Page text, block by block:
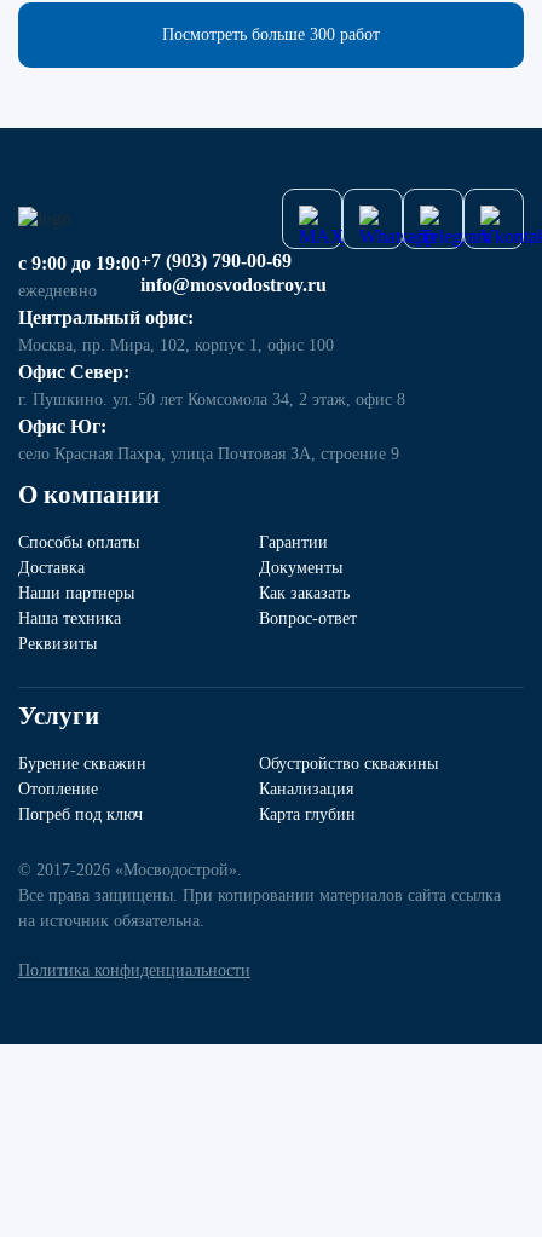
Посмотреть больше 300 работ
О компании
Способы оплаты
Гарантии
Доставка
Документы
Наши партнеры
Как заказать
Наша техника
Вопрос-ответ
Реквизиты
Услуги
Бурение скважин
Обустройство скважины
Отопление
Канализация
Погреб под ключ
Карта глубин
с 9:00 до 19:00
ежедневно
+7 (903) 790-00-69
info@mosvodostroy.ru
Центральный офис:
Москва, пр. Мира, 102, корпус 1, офис 100
Офис Север:
г. Пушкино. ул. 50 лет Комсомола 34, 2 этаж, офис 8
Офис Юг:
село Красная Пахра, улица Почтовая 3А, строение 9
© 2017-2026 «Мосводострой».
Все права защищены. При копировании материалов сайта ссылка
на источник обязательна.
Политика конфиденциальности